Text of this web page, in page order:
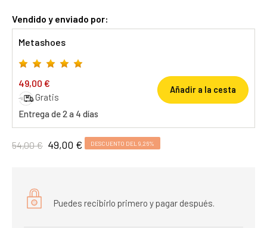
Vendido y enviado por:
Metashoes
49,00 €
Gratis
Entrega de 2 a 4 días
Añadir a la cesta
54,00 € 49,00 € DESCUENTO DEL 9,26%
Puedes recibirlo primero y pagar después.